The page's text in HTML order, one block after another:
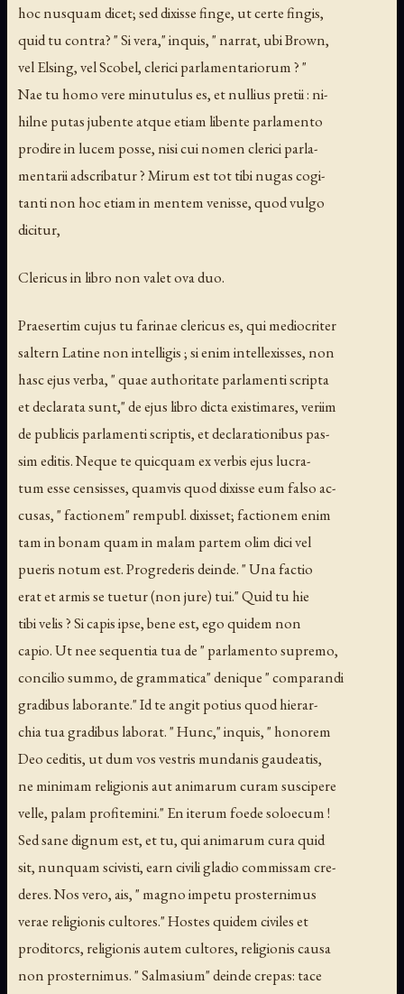
hoc nusquam dicet; sed dixisse finge, ut certe fingis,
quid tu contra? " Si vera," inquis, " narrat, ubi Brown,
vel Elsing, vel Scobel, clerici parlamentariorum ? "
Nae tu homo vere minutulus es, et nullius pretii : ni-
hilne putas jubente atque etiam libente parlamento
prodire in lucem posse, nisi cui nomen clerici parla-
mentarii adscribatur ? Mirum est tot tibi nugas cogi-
tanti non hoc etiam in mentem venisse, quod vulgo
dicitur,
Clericus in libro non valet ova duo.
Praesertim cujus tu farinae clericus es, qui mediocriter
saltern Latine non intelligis ; si enim intellexisses, non
hasc ejus verba, " quae authoritate parlamenti scripta
et declarata sunt," de ejus libro dicta existimares, veriim
de publicis parlamenti scriptis, et declarationibus pas-
sim editis. Neque te quicquam ex verbis ejus lucra-
tum esse censisses, quamvis quod dixisse eum falso ac-
cusas, " factionem" rempubl. dixisset; factionem enim
tam in bonam quam in malam partem olim dici vel
pueris notum est. Progrederis deinde. " Una factio
erat et armis se tuetur (non jure) tui." Quid tu hie
tibi velis ? Si capis ipse, bene est, ego quidem non
capio. Ut nee sequentia tua de " parlamento supremo,
concilio summo, de grammatica" denique " comparandi
gradibus laborante." Id te angit potius quod hierar-
chia tua gradibus laborat. " Hunc," inquis, " honorem
Deo ceditis, ut dum vos vestris mundanis gaudeatis,
ne minimam religionis aut animarum curam suscipere
velle, palam profitemini." En iterum foede soloecum !
Sed sane dignum est, et tu, qui animarum cura quid
sit, nunquam scivisti, earn civili gladio commissam cre-
deres. Nos vero, ais, " magno impetu prosternimus
verae religionis cultores." Hostes quidem civiles et
proditorcs, religionis autem cultores, religionis causa
non prosternimus. " Salmasium" deinde crepas: tace